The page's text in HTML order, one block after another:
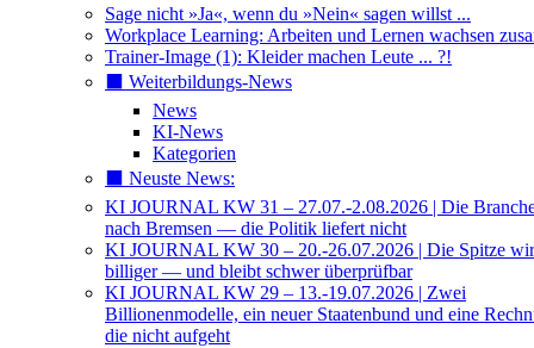
Sage nicht »Ja«, wenn du »Nein« sagen willst ...
Workplace Learning: Arbeiten und Lernen wachsen
Trainer-Image (1): Kleider machen Leute ... ?!
⬛️ Weiterbildungs-News
News
KI-News
Kategorien
⬛️ Neuste News:
KI JOURNAL KW 31 – 27.07.-2.08.2026 | Die
nach Bremsen — die Politik liefert nicht
KI JOURNAL KW 30 – 20.-26.07.2026 | Die Spitze
billiger — und bleibt schwer überprüfbar
KI JOURNAL KW 29 – 13.-19.07.2026 | Zwei
Billionenmodelle, ein neuer Staatenbund und eine
die nicht aufgeht